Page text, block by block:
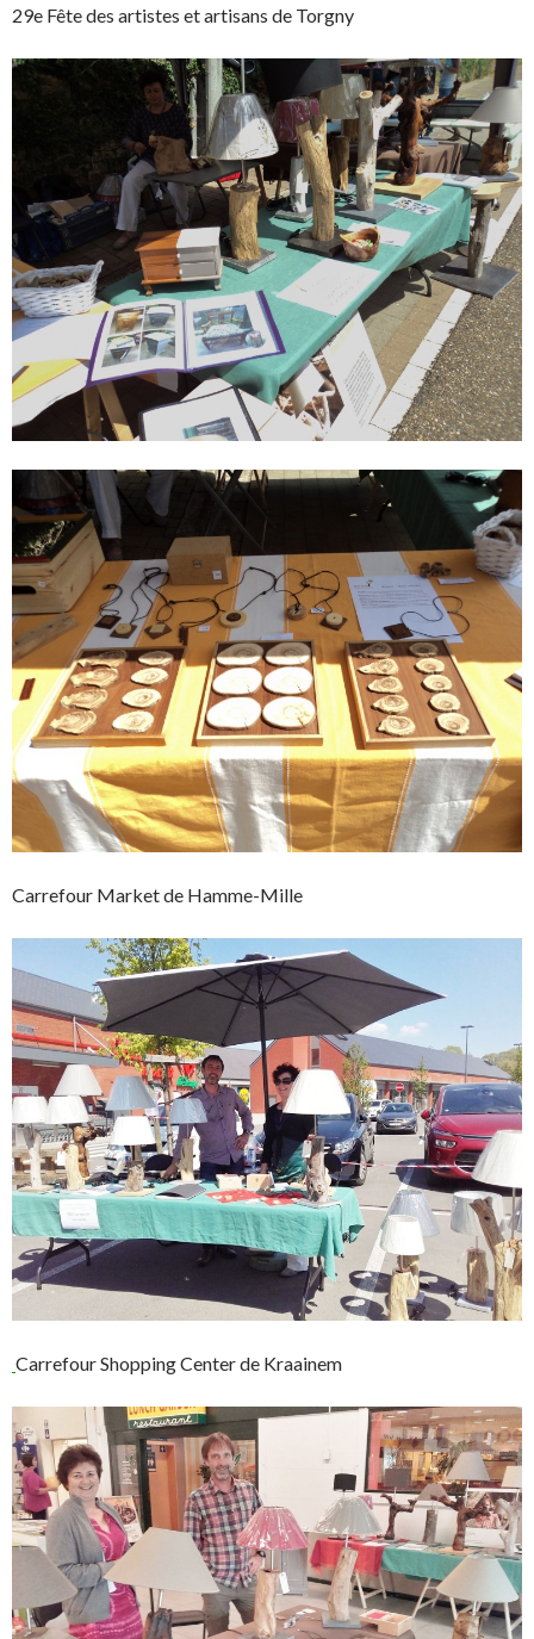
29e Fête des artistes et artisans de Torgny
Carrefour Market de Hamme-Mille
Carrefour Shopping Center de Kraainem